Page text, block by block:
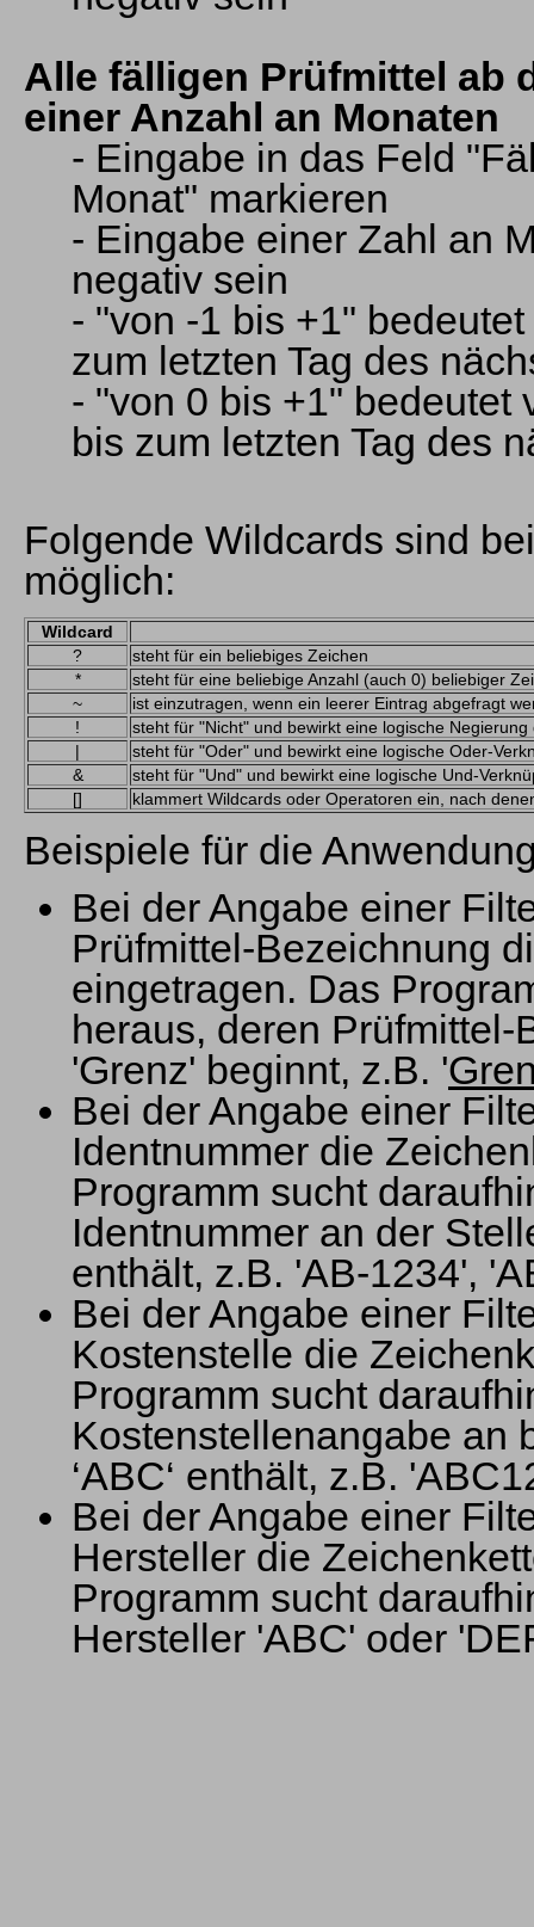
Alle fälligen Prüfmittel ab
einer Anzahl an Monaten
- Eingabe in das Feld
Monat" markieren
- Eingabe einer Zahl an
negativ sein
- "von -1 bis +1"
zum letzten Tag des
- "von 0 bis +1" bedeutet
bis zum letzten Tag des
Folgende Wildcards sind
möglich:
Wildcard
?
steht für ein beliebiges Zeichen
*
steht für eine beliebige Anzahl (auch 0) beliebiger
~
ist einzutragen, wenn ein leerer Eintrag abgefragt
!
steht für "Nicht" und bewirkt eine logische
|
steht für "Oder" und bewirkt eine logische Oder-
&
steht für "Und" und bewirkt eine logische Und-
[]
klammert Wildcards oder Operatoren ein, nach
Beispiele für die
Bei der Angabe einer
Prüfmittel-Bezeichnung
eingetragen. Das
heraus, deren
'Grenz' beginnt, z.B. '
Bei der Angabe einer
Identnummer die
Programm sucht
Identnummer an der
enthält, z.B. 'AB-1234',
Bei der Angabe einer
Kostenstelle die
Programm sucht
Kostenstellenangabe an
‘ABC‘ enthält, z.B.
Bei der Angabe einer
Hersteller die
Programm sucht
Hersteller 'ABC' oder